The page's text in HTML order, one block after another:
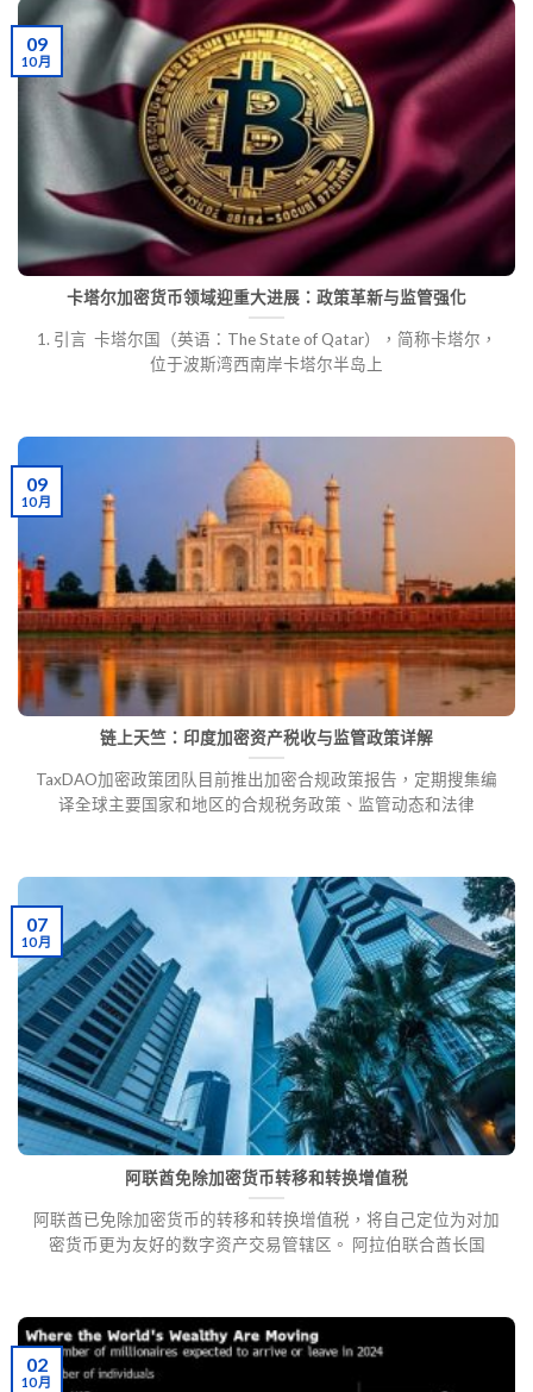
卡塔尔加密货币领域迎重大进展：政策革新与监管强化
1. 引言 卡塔尔国（英语：The State of Qatar），简称卡塔尔，
位于波斯湾西南岸卡塔尔半岛上
09
10 月
链上天竺：印度加密资产税收与监管政策详解
TaxDAO加密政策团队目前推出加密合规政策报告，定期搜集编
译全球主要国家和地区的合规税务政策、监管动态和法律
09
10 月
阿联酋免除加密货币转移和转换增值税
阿联酋已免除加密货币的转移和转换增值税，将自己定位为对加
密货币更为友好的数字资产交易管辖区。 阿拉伯联合酋长国
07
10 月
02
10 月